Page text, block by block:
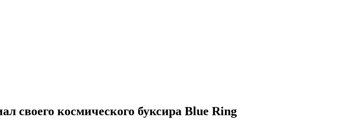
своего космического буксира Blue Ring